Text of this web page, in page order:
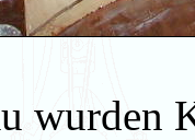
wurden